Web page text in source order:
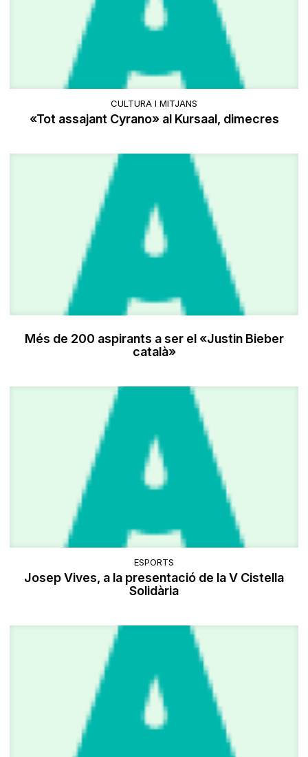
CULTURA I MITJANS
«Tot assajant Cyrano» al Kursaal, dimecres
Més de 200 aspirants a ser el «Justin Bieber
català»
ESPORTS
Josep Vives, a la presentació de la V Cistella
Solidària